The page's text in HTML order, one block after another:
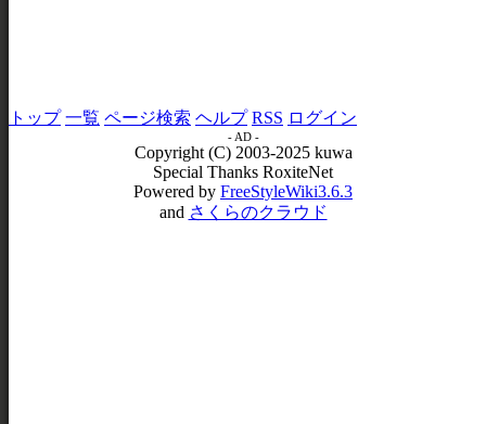
トップ 一覧 ページ検索 ヘルプ RSS ログイン
- AD -
Copyright (C) 2003-2025 kuwa
Special Thanks RoxiteNet
Powered by FreeStyleWiki3.6.3
and さくらのクラウド